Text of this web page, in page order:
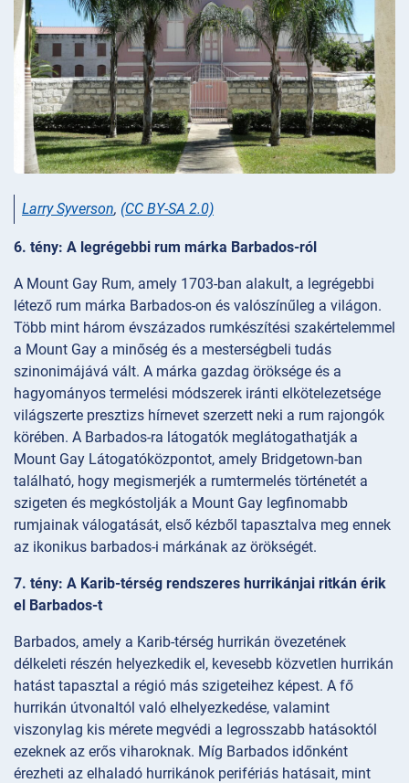
Larry Syverson, (CC BY-SA 2.0)
6. tény: A legrégebbi rum márka Barbados-ról
A Mount Gay Rum, amely 1703-ban alakult, a legrégebbi
létező rum márka Barbados-on és valószínűleg a világon.
Több mint három évszázados rumkészítési szakértelemmel
a Mount Gay a minőség és a mesterségbeli tudás
szinonimájává vált. A márka gazdag öröksége és a
hagyományos termelési módszerek iránti elkötelezetsége
világszerte presztizs hírnevet szerzett neki a rum rajongók
körében. A Barbados-ra látogatók meglátogathatják a
Mount Gay Látogatóközpontot, amely Bridgetown-ban
található, hogy megismerjék a rumtermelés történetét a
szigeten és megkóstolják a Mount Gay legfinomabb
rumjainak válogatását, első kézből tapasztalva meg ennek
az ikonikus barbados-i márkának az örökségét.
7. tény: A Karib-térség rendszeres hurrikánjai ritkán érik
el Barbados-t
Barbados, amely a Karib-térség hurrikán övezetének
délkeleti részén helyezkedik el, kevesebb közvetlen hurrikán
hatást tapasztal a régió más szigeteihez képest. A fő
hurrikán útvonaltól való elhelyezkedése, valamint
viszonylag kis mérete megvédi a legrosszabb hatásoktól
ezeknek az erős viharoknak. Míg Barbados időnként
érezheti az elhaladó hurrikánok perifériás hatásait, mint